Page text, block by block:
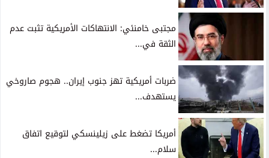
مجتبى خامنئي: الانتهاكات الأمريكية تثبت عدم
الثقة في...
ضربات أمريكية تهز جنوب إيران.. هجوم صاروخي
يستهدف...
أمريكا تضغط على زيلينسكي لتوقيع اتفاق
سلام...